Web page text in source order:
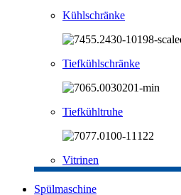
Kühlschränke
Tiefkühlschränke
Tiefkühltruhe
Vitrinen
Spülmaschine